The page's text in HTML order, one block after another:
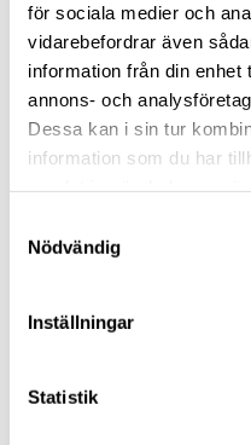
för sociala medier och
vidarebefordrar även
information från din
annons- och
Dessa kan i sin tur
information som du har
Nödvändig
Inställningar
Statistik
För dig som är blivande
Bli